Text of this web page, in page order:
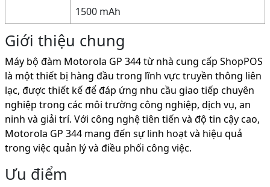
1500 mAh
Giới thiệu chung
Máy bộ đàm Motorola GP 344 từ nhà cung cấp ShopPOS
là một thiết bị hàng đầu trong lĩnh vực truyền thông liên
lạc, được thiết kế để đáp ứng nhu cầu giao tiếp chuyên
nghiệp trong các môi trường công nghiệp, dịch vụ, an
ninh và giải trí. Với công nghệ tiên tiến và độ tin cậy cao,
Motorola GP 344 mang đến sự linh hoạt và hiệu quả
trong việc quản lý và điều phối công việc.
Ưu điểm